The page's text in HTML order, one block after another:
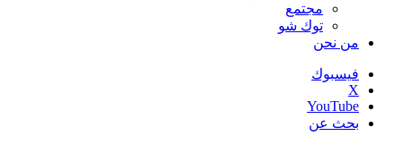
مجتمع
توك شو
من نحن
فيسبوك
‫X
‫YouTube
بحث عن